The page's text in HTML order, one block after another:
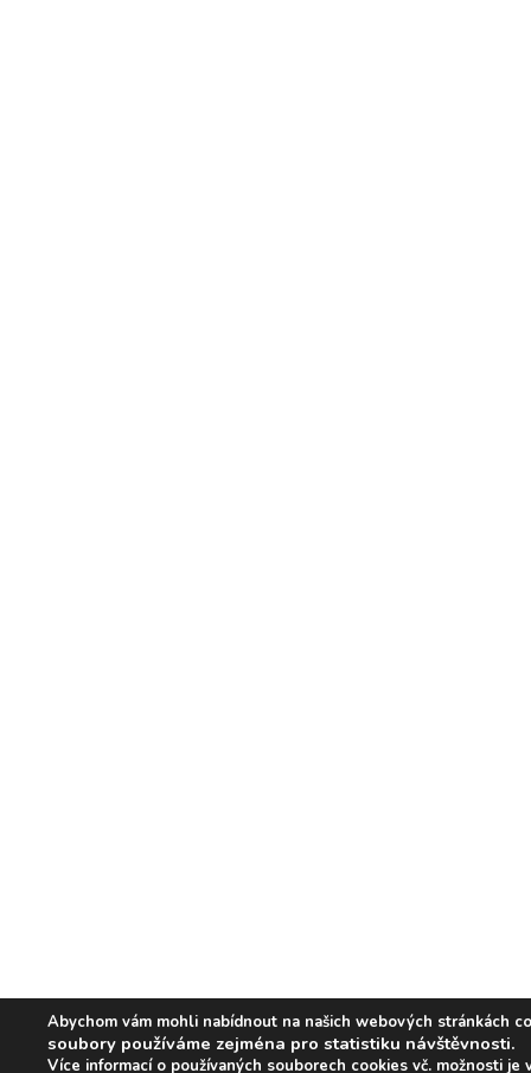
Abychom vám mohli nabídnout na našich webových stránkách
soubory používáme zejména pro statistiku návštěvnosti.
Více informací o používaných souborech cookies vč. možnosti